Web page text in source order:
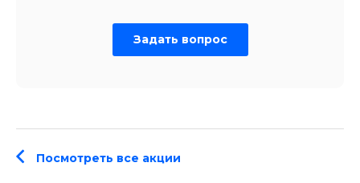
Задать вопрос
Посмотреть все акции